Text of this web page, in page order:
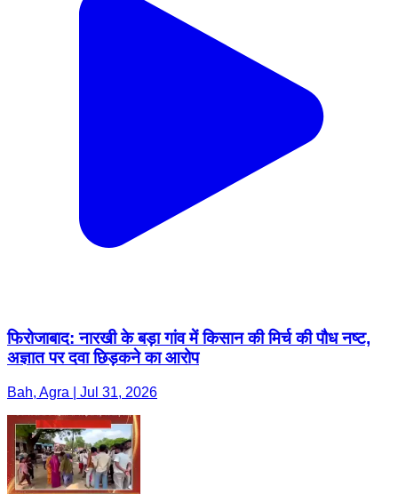
फिरोजाबाद: नारखी के बड़ा गांव में किसान की मिर्च की पौध नष्ट,
अज्ञात पर दवा छिड़कने का आरोप
Bah, Agra | Jul 31, 2026